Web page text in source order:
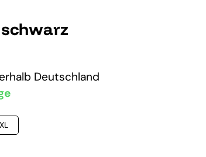
Deutschland